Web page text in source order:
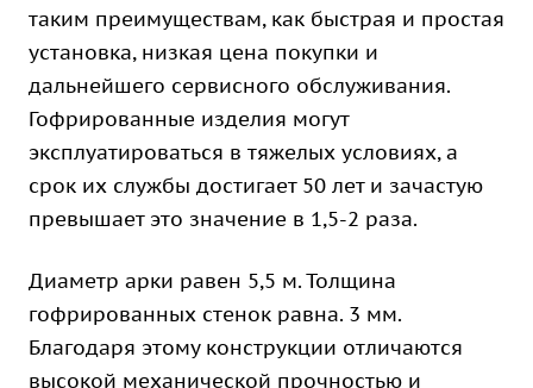
таким преимуществам, как быстрая и простая
установка, низкая цена покупки и
дальнейшего сервисного обслуживания.
Гофрированные изделия могут
эксплуатироваться в тяжелых условиях, а
срок их службы достигает 50 лет и зачастую
превышает это значение в 1,5-2 раза.
Диаметр арки равен 5,5 м. Толщина
гофрированных стенок равна. 3 мм.
Благодаря этому конструкции отличаются
высокой механической прочностью и